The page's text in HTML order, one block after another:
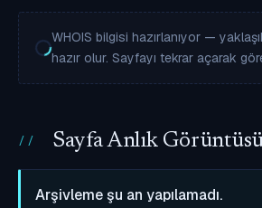
WHOIS bilgisi hazırlanıyor —
hazır olur. Sayfayı tekrar açarak
Sayfa Anlık
Arşivleme şu an yapılamadı.